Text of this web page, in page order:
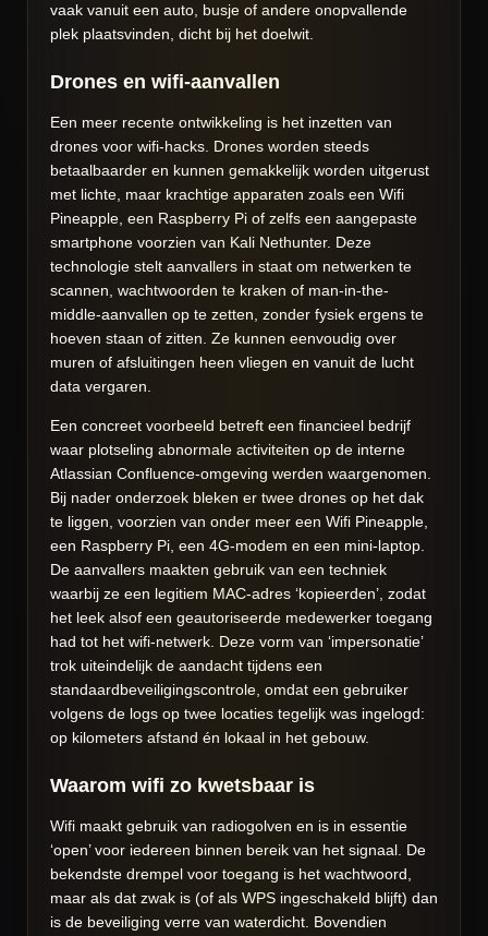
vaak vanuit een auto, busje of andere onopvallende
plek plaatsvinden, dicht bij het doelwit.
Drones en wifi-aanvallen
Een meer recente ontwikkeling is het inzetten van
drones voor wifi-hacks. Drones worden steeds
betaalbaarder en kunnen gemakkelijk worden uitgerust
met lichte, maar krachtige apparaten zoals een Wifi
Pineapple, een Raspberry Pi of zelfs een aangepaste
smartphone voorzien van Kali Nethunter. Deze
technologie stelt aanvallers in staat om netwerken te
scannen, wachtwoorden te kraken of man-in-the-
middle-aanvallen op te zetten, zonder fysiek ergens te
hoeven staan of zitten. Ze kunnen eenvoudig over
muren of afsluitingen heen vliegen en vanuit de lucht
data vergaren.
Een concreet voorbeeld betreft een financieel bedrijf
waar plotseling abnormale activiteiten op de interne
Atlassian Confluence-omgeving werden waargenomen.
Bij nader onderzoek bleken er twee drones op het dak
te liggen, voorzien van onder meer een Wifi Pineapple,
een Raspberry Pi, een 4G-modem en een mini-laptop.
De aanvallers maakten gebruik van een techniek
waarbij ze een legitiem MAC-adres ‘kopieerden’, zodat
het leek alsof een geautoriseerde medewerker toegang
had tot het wifi-netwerk. Deze vorm van ‘impersonatie’
trok uiteindelijk de aandacht tijdens een
standaardbeveiligingscontrole, omdat een gebruiker
volgens de logs op twee locaties tegelijk was ingelogd:
op kilometers afstand én lokaal in het gebouw.
Waarom wifi zo kwetsbaar is
Wifi maakt gebruik van radiogolven en is in essentie
‘open’ voor iedereen binnen bereik van het signaal. De
bekendste drempel voor toegang is het wachtwoord,
maar als dat zwak is (of als WPS ingeschakeld blijft) dan
is de beveiliging verre van waterdicht. Bovendien